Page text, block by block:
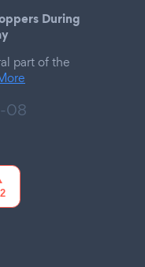
During
part of the
08